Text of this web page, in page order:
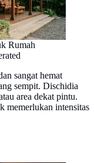
Rumah
sangat hemat
sempit. Dischidia
area dekat pintu.
memerlukan intensitas